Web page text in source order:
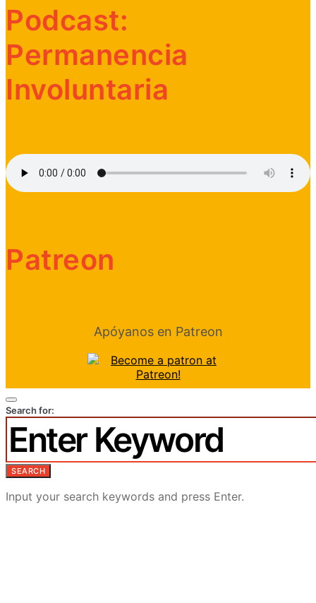
Podcast:
Permanencia
Involuntaria
Patreon
Apóyanos en Patreon
Search for:
SEARCH
Input your search keywords and press Enter.